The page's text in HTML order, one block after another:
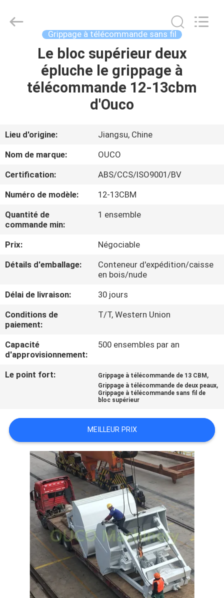
MAISON
VIDÉOS
LE
SPECTACLE
VR
À
PROPOS
NOUS
VISITE
DE
DE
LA
QUALITÉ
NOUVELLES
AFFAIRES
CONTACT
GROUP
Grippage à télécommande sans fil
Le bloc supérieur deux
épluche le grippage à
télécommande 12-13cbm
d'Ouco
Lieu d'origine:
Jiangsu, Chine
Nom de marque:
OUCO
Certification:
ABS/CCS/ISO9001/BV
Numéro de modèle:
12-13CBM
Quantité de
commande min:
1 ensemble
Prix:
Négociable
Détails d'emballage:
Conteneur d'expédition/caisse
en bois/nude
Délai de livraison:
30 jours
Conditions de
paiement:
T/T, Western Union
Capacité
d'approvisionnement:
500 ensembles par an
Le point fort: Grippage à télécommande de 13 CBM ,
Grippage à télécommande de deux peaux,
Grippage à télécommande sans fil de
bloc supérieur
MEILLEUR PRIX